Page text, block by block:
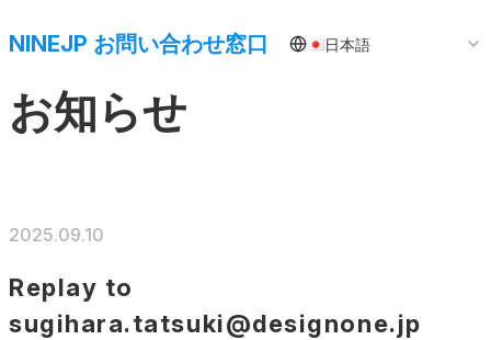
NINEJP お問い合わせ窓口 日本語
お知らせ
2025.09.10
Replay to
sugihara.tatsuki@designone.jp